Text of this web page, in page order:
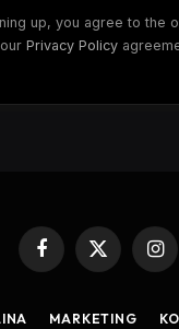
up, you agree to the
our Privacy Policy
Facebook
X
MARKETING